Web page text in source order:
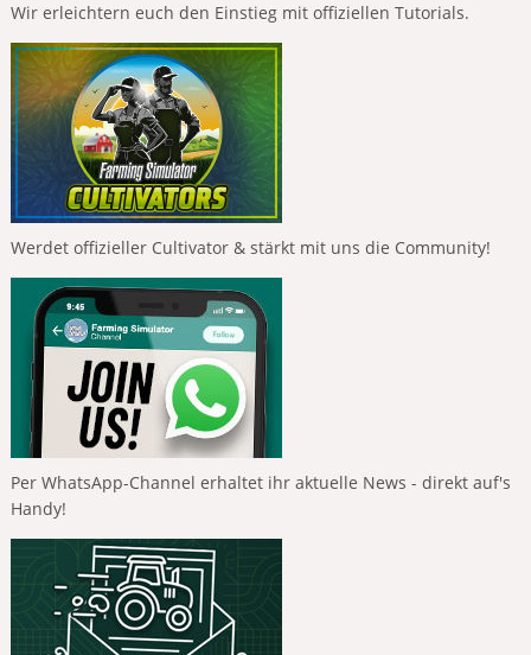
Wir erleichtern euch den Einstieg mit offiziellen Tutorials.
Werdet offizieller Cultivator & stärkt mit uns die Community!
Per WhatsApp-Channel erhaltet ihr aktuelle News - direkt auf's
Handy!